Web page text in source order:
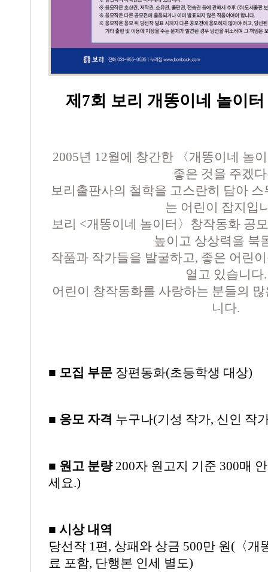
제7회 보리 개똥이네 놀이
2005년 12월에 창간한 〈개똥이네 놀
좋은 것을 주겠
보리출판사의 철학을 고스란히 담아
는 어린이 잡지입
보리 <개똥이네 놀이터〉창작동화 공
높이고 상상력을 북
작품과 작가들을 발굴하고, 좋은 어린
열고 있습니다.
어린이 창작동화를 사랑하는 분들의
니다.
■ 모집 부문 장편동화(초등학생 대상)
■ 응모 자격 누구나(기성 작가, 신인 작
■ 원고 분량200자 원고지 기준 300매
세요.)
■ 시상 내역
당선작 1편, 상패와 상금 500만 원(〈개
료 포함, 단행본 인세 별도)